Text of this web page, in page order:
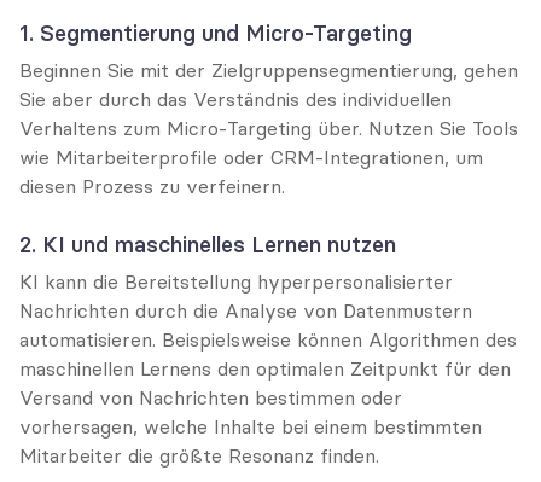
1. Segmentierung und Micro-Targeting
Beginnen Sie mit der Zielgruppensegmentierung, gehen
Sie aber durch das Verständnis des individuellen
Verhaltens zum Micro-Targeting über. Nutzen Sie Tools
wie Mitarbeiterprofile oder CRM-Integrationen, um
diesen Prozess zu verfeinern.
2. KI und maschinelles Lernen nutzen
KI kann die Bereitstellung hyperpersonalisierter
Nachrichten durch die Analyse von Datenmustern
automatisieren. Beispielsweise können Algorithmen des
maschinellen Lernens den optimalen Zeitpunkt für den
Versand von Nachrichten bestimmen oder
vorhersagen, welche Inhalte bei einem bestimmten
Mitarbeiter die größte Resonanz finden.